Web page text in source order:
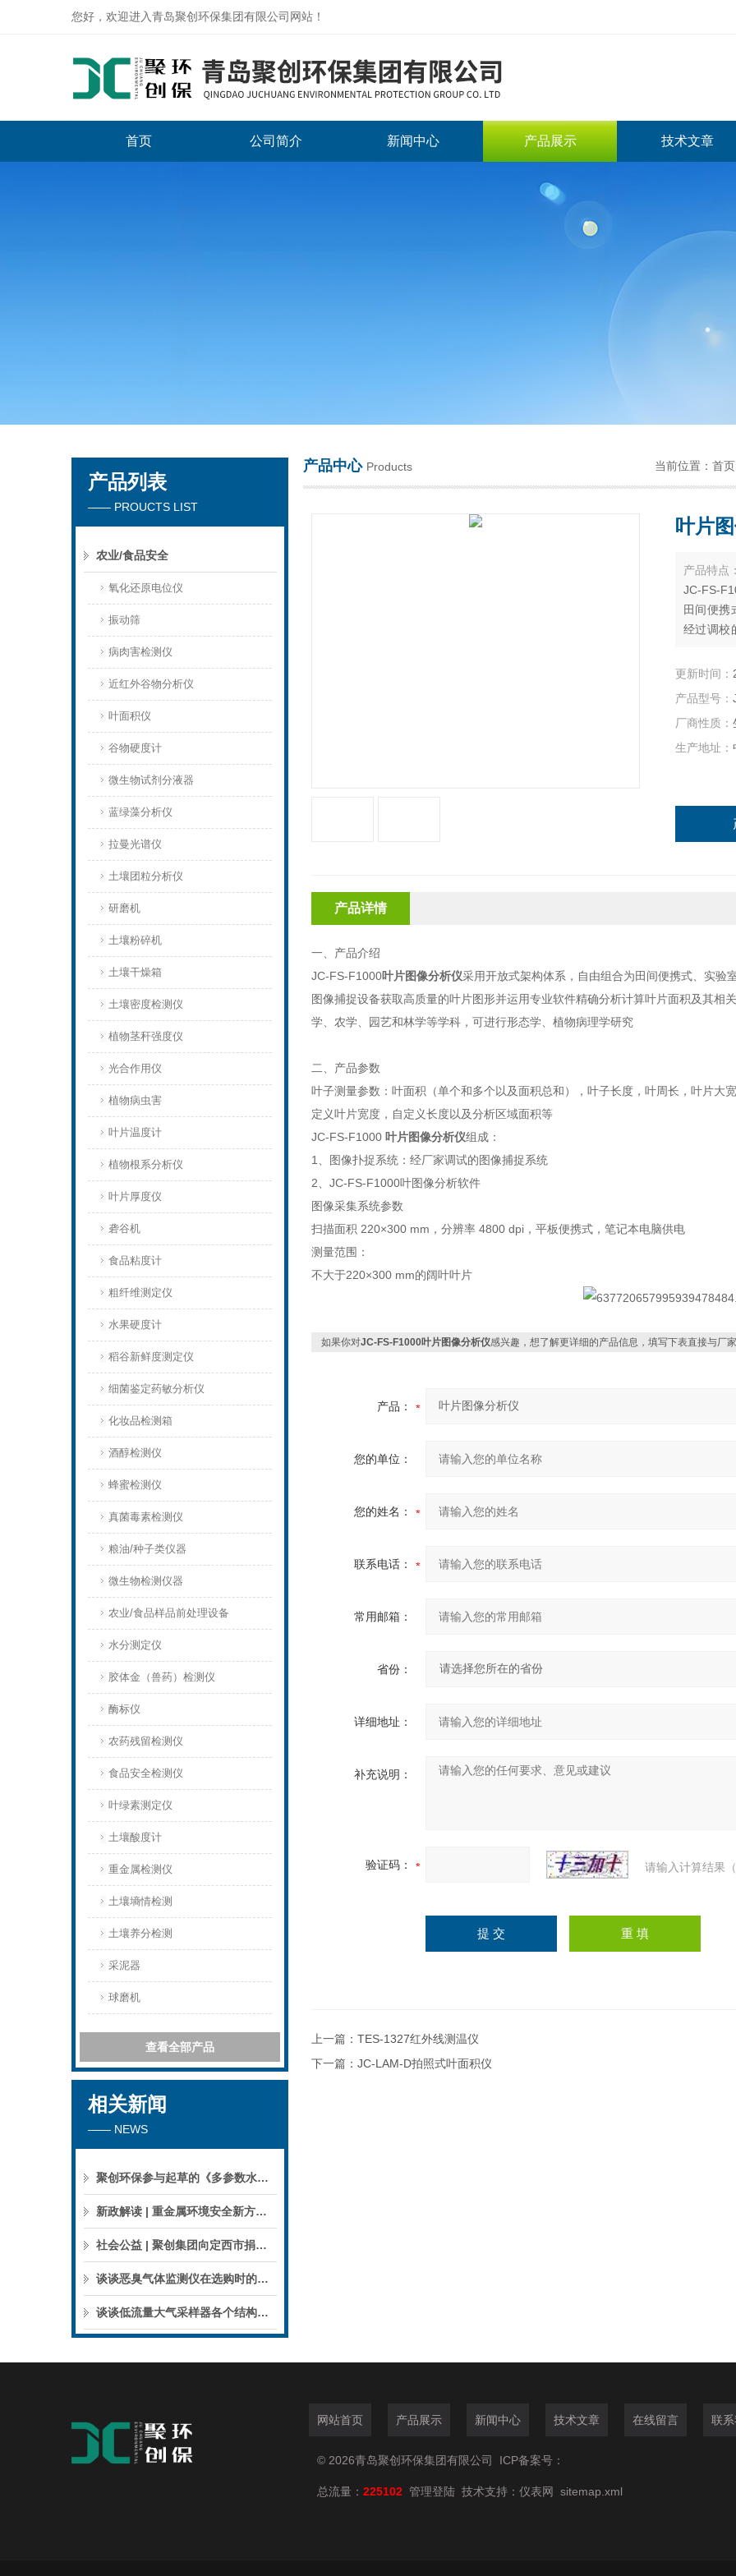
您好，欢迎进入青岛聚创环保集团有限公司网站！
首页 公司简介 新闻中心 产品展示 技术文章
产品列表
—— PROUCTS LIST
农业/食品安全
氧化还原电位仪
振动筛
病肉害检测仪
近红外谷物分析仪
叶面积仪
谷物硬度计
微生物试剂分液器
蓝绿藻分析仪
拉曼光谱仪
土壤团粒分析仪
研磨机
土壤粉碎机
土壤干燥箱
土壤密度检测仪
植物茎秆强度仪
光合作用仪
植物病虫害
叶片温度计
植物根系分析仪
叶片厚度仪
砻谷机
食品粘度计
粗纤维测定仪
水果硬度计
稻谷新鲜度测定仪
细菌鉴定药敏分析仪
化妆品检测箱
酒醇检测仪
蜂蜜检测仪
真菌毒素检测仪
粮油/种子类仪器
微生物检测仪器
农业/食品样品前处理设备
水分测定仪
胶体金（兽药）检测仪
酶标仪
农药残留检测仪
食品安全检测仪
叶绿素测定仪
土壤酸度计
重金属检测仪
土壤墒情检测
土壤养分检测
采泥器
球磨机
查看全部产品
相关新闻
—— NEWS
聚创环保参与起草的《多参数水质分析仪》团标正式公布，促进国产仪器创新升级
新政解读 | 重金属环境安全新方案来了，聚焦5省21市！
社会公益 | 聚创集团向定西市捐赠检验检测仪器设备
谈谈恶臭气体监测仪在选购时的建议和指南
谈谈低流量大气采样器各个结构的特点
产品中心 Products 当前位置： 首页
叶片
产品特点
JC-FS-
田间便携
经过调校
更新时间：
产品型号：
厂商性质：
生产地址：
产品详情
一、产品介绍
JC-FS-F1000叶片图像分析仪采用开放式架构体系，自由组合为田间便携式、实验
图像捕捉设备获取高质量的叶片图形并运用专业软件精确分析计算叶片面积及其相
学、农学、园艺和林学等学科，可进行形态学、植物病理学研究
二、产品参数
叶子测量参数：叶面积（单个和多个以及面积总和），叶子长度，叶周长，叶片大
定义叶片宽度，自定义长度以及分析区域面积等
JC-FS-F1000 叶片图像分析仪组成：
1、图像扑捉系统：经厂家调试的图像捕捉系统
2、JC-FS-F1000叶图像分析软件
图像采集系统参数
扫描面积 220×300 mm，分辨率 4800 dpi，平板便携式，笔记本电脑供电
测量范围：
不大于220×300 mm的阔叶叶片
如果你对JC-FS-F1000叶片图像分析仪感兴趣，想了解更详细的产品信息，填写下表直接与厂
产品：
您的单位：
您的姓名：
联系电话：
常用邮箱：
省份：
详细地址：
补充说明：
验证码： 请输入计算结果
上一篇： TES-1327红外线测温仪
下一篇： JC-LAM-D拍照式叶面积仪
网站首页 产品展示 新闻中心 技术文章 在线留言 联
© 2026青岛聚创环保集团有限公司 ICP备案号：
总流量： 225102 管理登陆 技术支持： 仪表网 sitemap.xml